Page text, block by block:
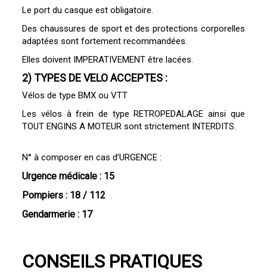
Le port du casque est obligatoire.
Des chaussures de sport et des protections corporelles
adaptées sont fortement recommandées.
Elles doivent IMPERATIVEMENT être lacées.
2) TYPES DE VELO ACCEPTES :
Vélos de type BMX ou VTT
Les vélos à frein de type RETROPEDALAGE ainsi que
TOUT ENGINS A MOTEUR sont strictement INTERDITS.
N° à composer en cas d’URGENCE :
Urgence médicale : 15
Pompiers : 18 / 112
Gendarmerie : 17
CONSEILS PRATIQUES